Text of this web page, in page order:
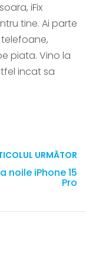
iFix
tine. Ai parte
piata. Vino la
incat sa
URMĂTOR
noile iPhone 15
Pro